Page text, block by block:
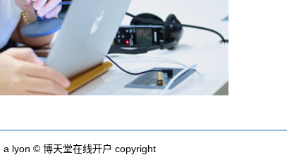
lyon © 博天堂在线开户 copyright